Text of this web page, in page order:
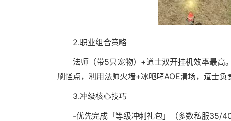
2.职业组合策略
法师（带5只宠物）+道士双开挂机效率最高
刷怪点，利用法师火墙+冰咆哮AOE清场，道士负
3.冲级核心技巧
-优先完成「等级冲刺礼包」（多数私服35/